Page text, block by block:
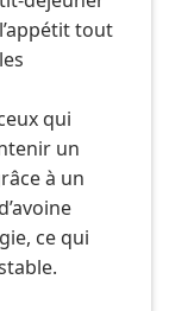
tout
qui
un
à un
ce qui